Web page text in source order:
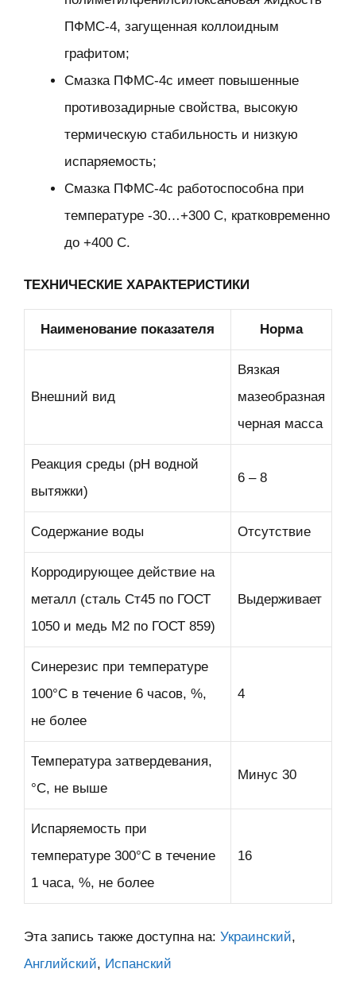
ПФМС-4, загущенная коллоидным
графитом;
Смазка ПФМС-4с имеет повышенные
противозадирные свойства, высокую
термическую стабильность и низкую
испаряемость;
Смазка ПФМС-4с работоспособна при
температуре -30…+300 С, кратковременно
до +400 С.
ТЕХНИЧЕСКИЕ ХАРАКТЕРИСТИКИ
Наименование показателя Норма
Внешний вид
Вязкая
мазеобразная
черная масса
Реакция среды (рН водной
вытяжки)
6 – 8
Содержание воды Отсутствие
Корродирующее действие на
металл (сталь Ст45 по ГОСТ
1050 и медь М2 по ГОСТ 859)
Выдерживает
Синерезис при температуре
100°С в течение 6 часов, %,
не более
4
Температура затвердевания,
°С, не выше
Минус 30
Испаряемость при
температуре 300°С в течение
1 часа, %, не более
16
Эта запись также доступна на: Украинский
Английский
Испанский